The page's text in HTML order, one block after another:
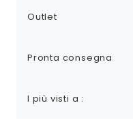
Outlet
Pronta consegna
I più visti a :